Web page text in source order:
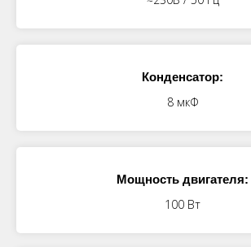
Конденсатор:
8 мкФ
Мощность двигателя:
100 Вт